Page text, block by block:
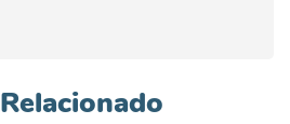
Relacionado